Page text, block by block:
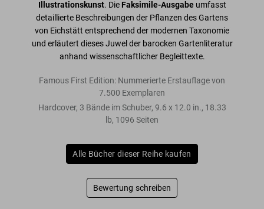
Illustrationskunst. Die Faksimile-Ausgabeumfasst
detaillierte Beschreibungen der Pflanzen des Gartens
von Eichstätt entsprechend der modernen Taxonomie
und erläutert dieses Juwel der barocken Gartenliteratur
anhand wissenschaftlicher Begleittexte.
Famous First Edition: Nummerierte Erstauflage von
7.500 Exemplaren
Hardcover, 3 Bände im Schuber, 9.6 x 12.0 in., 18.33
lb, 1096 Seiten
Alle Bücher dieser Reihe kaufen
Bewertung schreiben